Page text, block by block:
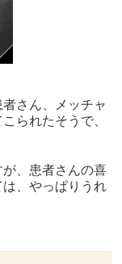
さん、メッチャ
られたそうで、
、患者さんの喜
、やっぱりうれ